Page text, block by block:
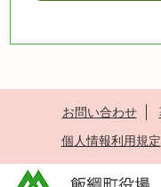
お問い合わせ
個人情報利用規定